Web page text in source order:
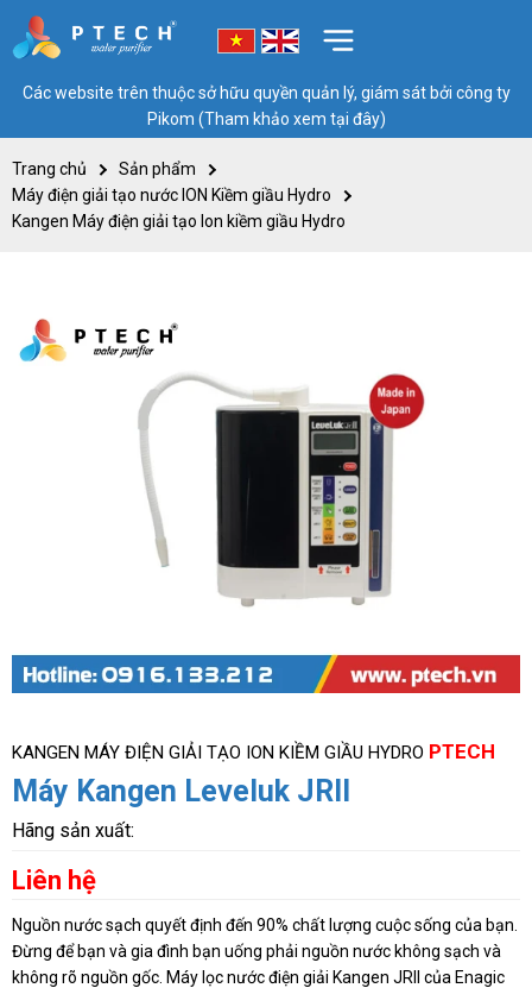
Các website trên thuộc sở hữu quyền quản lý, giám sát bởi công ty
Pikom (Tham khảo xem tại đây)
Trang chủ
Sản phẩm
Máy điện giải tạo nước ION Kiềm giầu Hydro
Kangen Máy điện giải tạo Ion kiềm giầu Hydro
KANGEN MÁY ĐIỆN GIẢI TẠO ION KIỀM GIẦU HYDRO PTECH
Máy Kangen Leveluk JRII
Hãng sản xuất:
Liên hệ
Nguồn nước sạch quyết định đến 90% chất lượng cuộc sống của bạn.
Đừng để bạn và gia đình bạn uống phải nguồn nước không sạch và
không rõ nguồn gốc. Máy lọc nước điện giải Kangen JRII của Enagic